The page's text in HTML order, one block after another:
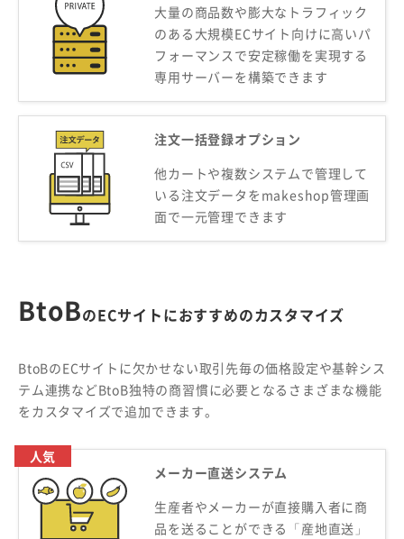
大量の商品数や膨大なトラフィック
のある大規模ECサイト向けに高いパ
フォーマンスで安定稼働を実現する
専用サーバーを構築できます
注文一括登録オプション
他カートや複数システムで管理して
いる注文データをmakeshop管理画
面で一元管理できます
BtoBのECサイトにおすすめのカスタマイズ
BtoBのECサイトに欠かせない取引先毎の価格設定や基幹シス
テム連携などBtoB独特の商習慣に必要となるさまざまな機能
をカスタマイズで追加できます。
人気
メーカー直送システム
生産者やメーカーが直接購入者に商
品を送ることができる「産地直送」